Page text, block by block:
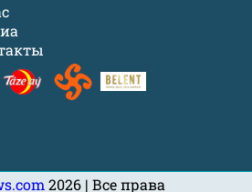
2026 | Все права